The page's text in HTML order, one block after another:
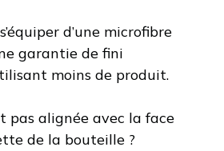
d’une microfibre
garantie de fini
moins de produit.
pas alignée avec la face
de la bouteille ?